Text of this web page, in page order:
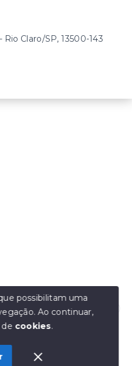
para te ajudar.
Imoveis - Todos os
Rio Claro/SP, 13500-143
possibilitam uma
Ao continuar,
cookies.